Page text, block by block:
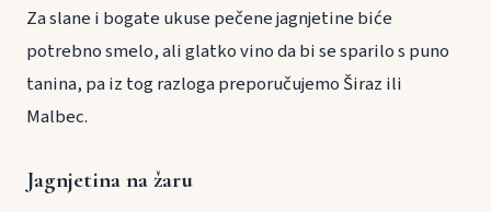
Za slane i bogate ukuse pečene jagnjetine biće
potrebno smelo, ali glatko vino da bi se sparilo s puno
tanina, pa iz tog razloga preporučujemo Širaz ili
Malbec.
Jagnjetina na žaru